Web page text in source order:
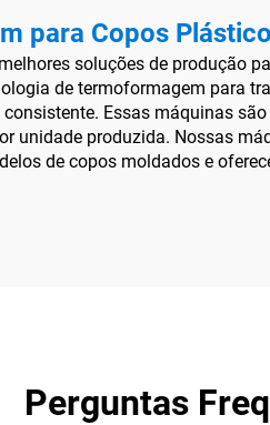
para Copos
soluções de produção
de termoformagem para
Essas máquinas
unidade produzida. Nossas
de copos moldados e
Perguntas